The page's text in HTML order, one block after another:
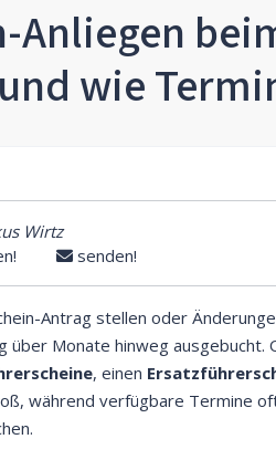
Anliegen
wie
Wirtz
senden!
Antrag stellen oder
über Monate hinweg ausgebucht.
, einen
während verfügbare Termine